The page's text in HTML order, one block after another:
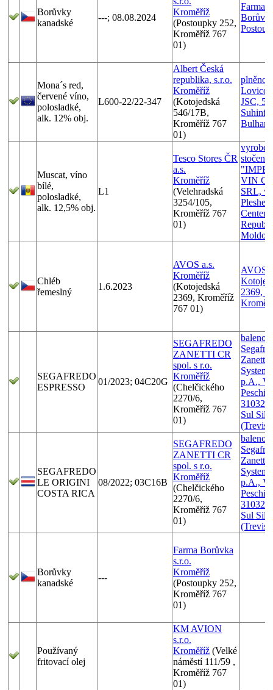
Borůvky
kanadské
---; 08.08.2024
Kroměříž
(Postoupky 252,
Kroměříž 767
01)
Farma
Mona´s red,
červené víno,
polosladké,
alk. 12% obj.
L600-22/22-347
Albert Česká
republika, s.r.o.
Kroměříž
(Kotojedská
546/17B,
Kroměříž 767
01)
plněno
Lovico
JSC,
Muscat, víno
bílé,
polosladké,
alk. 12,5% obj.
L1
Tesco Stores ČR
a.s.
Kroměříž
(Velehradská
3254/105,
Kroměříž 767
01)
stočeno:
VIN
SRL,
Chléb
řemeslný
1.6.2023
AVOS a.s.
Kroměříž
(Kotojedská
2369, Kroměříž
767 01)
AVOS
2369,
SEGAFREDO
ESPRESSO
01/2023; 04C20G
SEGAFREDO
ZANETTI CR
spol. s r.o.
Kroměříž
(Chelčického
2270/6,
Kroměříž 767
01)
baleno
Zanetti
System
p.A.,
31032
Sul Sile
SEGAFREDO
LE ORIGINI
COSTA RICA
08/2022; 03C16B
SEGAFREDO
ZANETTI CR
spol. s r.o.
Kroměříž
(Chelčického
2270/6,
Kroměříž 767
01)
baleno
Zanetti
System
p.A.,
31032
Sul Sile
Borůvky
kanadské
---
Farma Borůvka
s.r.o.
Kroměříž
(Postoupky 252,
Kroměříž 767
01)
Používaný
fritovací olej
KM AVION
s.r.o.
Kroměříž (Velké
náměstí 111/59 ,
Kroměříž 767
01)